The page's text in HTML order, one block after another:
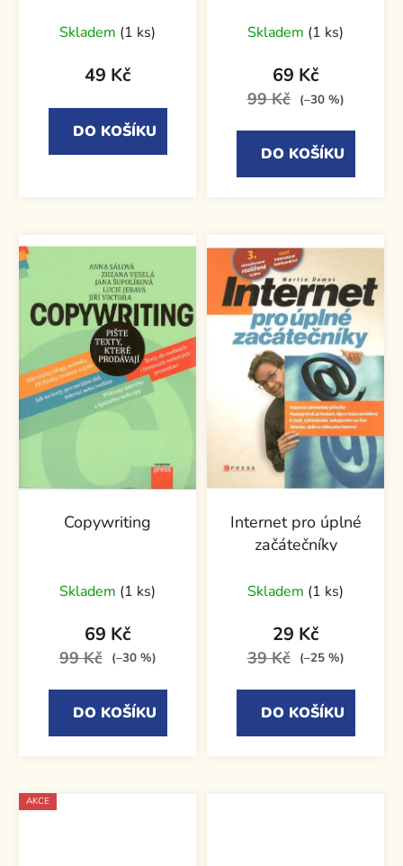
Skladem (1 ks)
49 Kč
DO KOŠÍKU
Skladem (1 ks)
69 Kč
99 Kč (–30 %)
DO KOŠÍKU
Copywriting
Skladem (1 ks)
69 Kč
99 Kč (–30 %)
DO KOŠÍKU
Internet pro úplné
začátečníky
Skladem (1 ks)
29 Kč
39 Kč (–25 %)
DO KOŠÍKU
AKCE